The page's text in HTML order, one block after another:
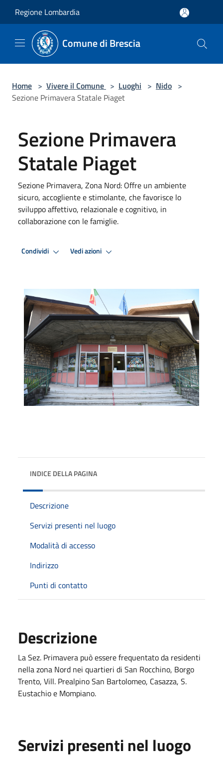
Regione Lombardia
Comune di Brescia
Home > Vivere il Comune > Luoghi > Nido >
Sezione Primavera​ Statale Piaget
Sezione Primavera​
Statale Piaget
Sezione Primavera, Zona Nord: Offre un ambiente
sicuro, accogliente e stimolante, che favorisce lo
sviluppo affettivo, relazionale e cognitivo, in
collaborazione con le famiglie.
Condividi Vedi azioni
INDICE DELLA PAGINA
Descrizione
Servizi presenti nel luogo
Modalità di accesso
Indirizzo
Punti di contatto
Descrizione
La Sez. Primavera può essere frequentato da residenti
nella zona Nord nei quartieri di San Rocchino, Borgo
Trento, Vill. Prealpino San Bartolomeo, Casazza, S.
Eustachio e Mompiano.
Servizi presenti nel luogo